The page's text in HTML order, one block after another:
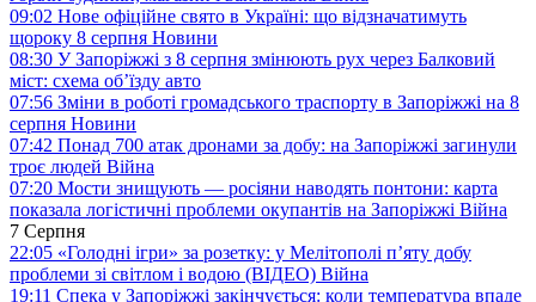
09:02 Нове офіційне свято в Україні: що відзначатимуть
щороку 8 серпня Новини
08:30 У Запоріжжі з 8 серпня змінюють рух через Балковий
міст: схема об’їзду авто
07:56 Зміни в роботі громадського траспорту в Запоріжжі на 8
серпня Новини
07:42 Понад 700 атак дронами за добу: на Запоріжжі загинули
троє людей Війна
07:20 Мости знищують — росіяни наводять понтони: карта
показала логістичні проблеми окупантів на Запоріжжі Війна
7 Серпня
22:05 «Голодні ігри» за розетку: у Мелітополі п’яту добу
проблеми зі світлом і водою (ВІДЕО) Війна
19:11 Спека у Запоріжжі закінчується: коли температура впаде